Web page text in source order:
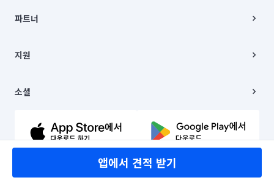
앱에서 견적 받기
주소 | 본사: 서울특별시 종로구 율곡로 6(중학동, 트윈트리빌딩) B동 5층
컨택센터 : 서울특별시 종로구 수송동 율곡로 24, 7층, 8층 미소
상품, 상품정보, 거래에 관한 의무와 책임은 거래당사자에게 있습니다.
언론 보도 관련 문의:
© 유한회사 미소. Miso, Inc. All Rights Reserved.
채용
파트너
이사
지원
이용약관
문의하기
소셜
유튜브